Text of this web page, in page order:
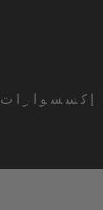
إكسسوارات